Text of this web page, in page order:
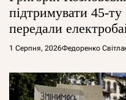
підтримувати 45-
передали
1 Серпня, 2026Федоренко